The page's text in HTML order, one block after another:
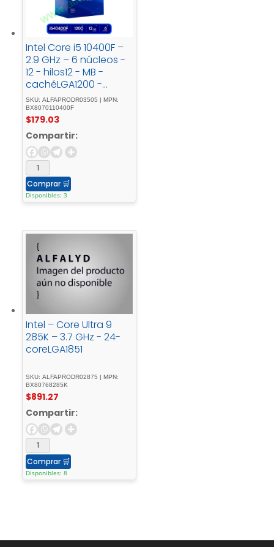
Intel Core i5 10400F –
2.9 GHz – 6 núcleos -
12 - hilos12 - MB -
cachéLGA1200 -
SocketCaja
SKU: ALFAPRODR03505 | MPN:
BX8070110400F
$179.03
Compartir:
Comprar 🛒
Disponibles: 3
Intel – Core Ultra 9
285K – 3.7 GHz - 24-
coreLGA1851
SKU: ALFAPRODR02875 | MPN:
BX80768285K
$891.27
Compartir:
Comprar 🛒
Disponibles: 8